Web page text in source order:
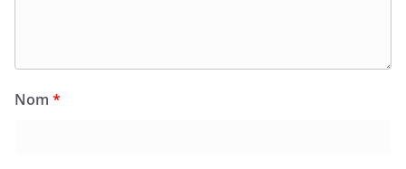
Nom *